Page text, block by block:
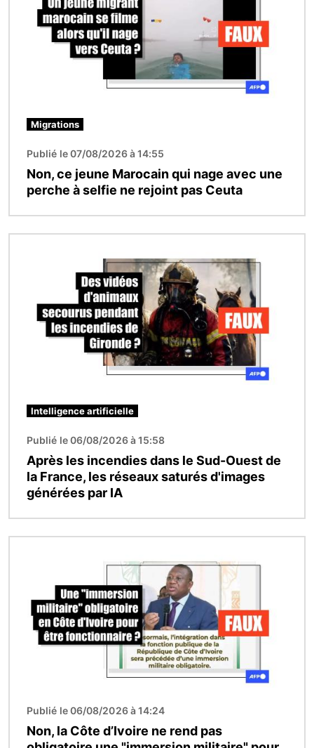
Migrations
Publié le 07/08/2026 à 14:55
Non, ce jeune Marocain qui nage avec une
perche à selfie ne rejoint pas Ceuta
Intelligence artificielle
Publié le 06/08/2026 à 15:58
Après les incendies dans le Sud-Ouest de
la France, les réseaux saturés d'images
générées par IA
Publié le 06/08/2026 à 14:24
Non, la Côte d’Ivoire ne rend pas